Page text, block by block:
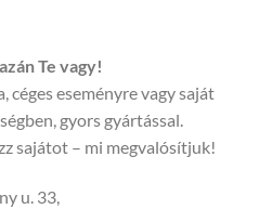
Te vagy!
céges eseményre vagy saját
gyors gyártással.
sajátot – mi megvalósítjuk!
u. 33,